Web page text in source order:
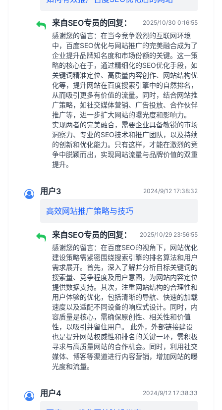
来自SEO专员的回复： 2025/10/30 0:16:55
感谢您的留言：在当今竞争激烈的互联网环境
中，百度SEO优化与网站推广的完美融合成为了
企业提升品牌知名度和市场份额的关键。这一策
略的核心在于，通过精细化的SEO优化手段，如
关键词精准定位、高质量内容创作、网站结构优
化等，提升网站在百度搜索引擎中的自然排名，
从而吸引更多有价值的流量。同时，结合网站推
广策略，如社交媒体营销、广告投放、合作伙伴
推广等，进一步扩大网站的曝光度和影响力。
实现两者的完美融合，需要企业具备敏锐的市场
洞察力、专业的SEO技术和推广团队，以及持续
的创新和优化能力。只有这样，才能在激烈的竞
争中脱颖而出，实现网站流量与品牌价值的双重
提升。
用户3 2024/9/12 17:38:32
高效网站推广策略与技巧
来自SEO专员的回复： 2025/10/29 23:56:55
感谢您的留言：在百度SEO的视角下，网站优化
建设策略需紧密围绕搜索引擎的排名算法和用户
需求展开。首先，深入了解并分析目标关键词的
搜索量、竞争程度及用户意图，为网站内容定位
提供数据支持。其次，注重网站结构的合理性和
用户体验的优化，包括清晰的导航、快速的加载
速度以及适配不同设备的响应式设计。同时，内
容质量是核心，需确保原创性、相关性和价值
性，以吸引并留住用户。 此外，外部链接建设
也是提升网站权威性和排名的关键一环，需积极
寻求与高质量网站的合作机会。同时，利用社交
媒体、博客等渠道进行内容营销，增加网站的曝
光度和流量。
用户4 2024/9/12 17:38:33